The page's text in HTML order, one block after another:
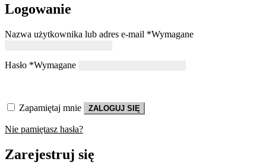
Logowanie
Nazwa użytkownika lub adres e-mail *Wymagane
Hasło *Wymagane
Zapamiętaj mnie ZALOGUJ SIĘ
Nie pamiętasz hasła?
Zarejestruj się